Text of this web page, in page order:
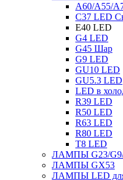
A60/A55/
C37 LED
E40 LED
G4 LED
G45 Шар
G9 LED
GU10 LED
GU5.3 LED
LED в
R39 LED
R50 LED
R63 LED
R80 LED
T8 LED
ЛАМПЫ G23/
ЛАМПЫ GX53
ЛАМПЫ LED для